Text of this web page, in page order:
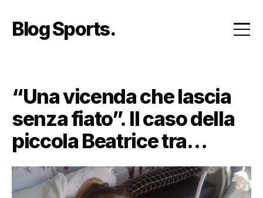
content
Blog Sports
“Una vicenda che lascia
senza fiato”. Il caso della
piccola Beatrice tra
maltrattamenti e accuse
di omicidio